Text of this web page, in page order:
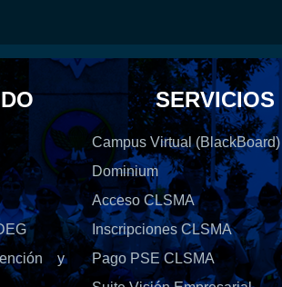
y
SERVICIOS
Campus Virtual (BlackBoard)
Dominium
Acceso CLSMA
Inscripciones CLSMA
Pago PSE CLSMA